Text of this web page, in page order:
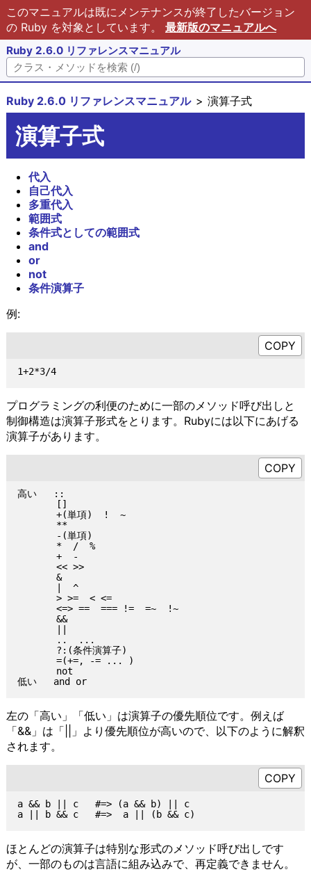
このマニュアルは既にメンテナンスが終了したバージョン
の Ruby を対象としています。 最新版のマニュアルへ
Ruby 2.6.0 リファレンスマニュアル
Ruby 2.6.0 リファレンスマニュアル 演算子式
演算子式
代入
自己代入
多重代入
範囲式
条件式としての範囲式
and
or
not
条件演算子
例:
1+2*3/4
プログラミングの利便のために一部のメソッド呼び出しと
制御構造は演算子形式をとります。Rubyには以下にあげる
演算子があります。
高い   ::
       []
       +(単項)  !  ~
       **
       -(単項)
       *  /  %
       +  -
       << >>
       &
       |  ^
       > >=  < <=
       <=> ==  === !=  =~  !~
       &&
       ..  ...
       ?:(条件演算子)
       =(+=, -= ... )
       not
低い   and or
左の「高い」「低い」は演算子の優先順位です。例えば
「&&」は「||」より優先順位が高いので、以下のように解釈
されます。
a && b || c   #=> (a && b) || c
ほとんどの演算子は特別な形式のメソッド呼び出しです
が、一部のものは言語に組み込みで、再定義できません。